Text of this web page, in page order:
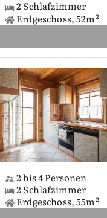
2 Schlafzimmer
Erdgeschoss, 52m²
2 bis 4 Personen
2 Schlafzimmer
Erdgeschoss, 55m²